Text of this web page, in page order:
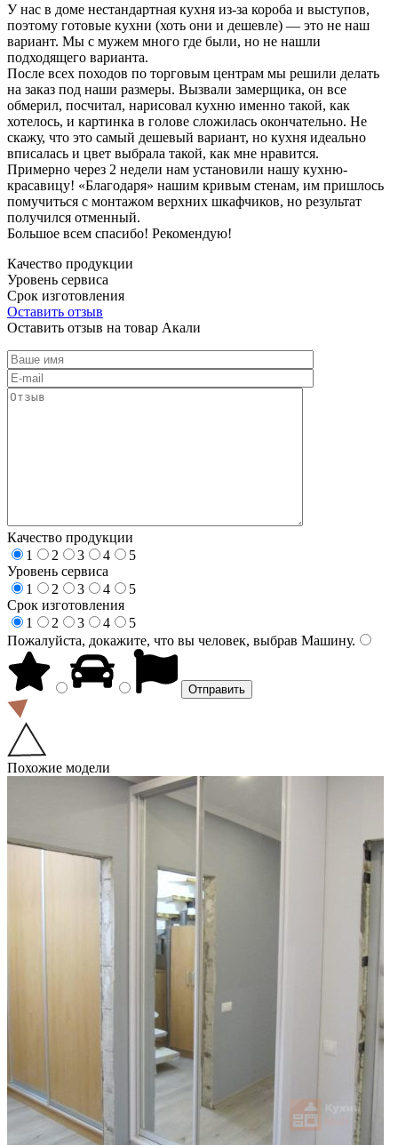
У нас в доме нестандартная кухня из-за короба и выступов,
поэтому готовые кухни (хоть они и дешевле) — это не наш
вариант. Мы с мужем много где были, но не нашли
подходящего варианта.
После всех походов по торговым центрам мы решили делать
на заказ под наши размеры. Вызвали замерщика, он все
обмерил, посчитал, нарисовал кухню именно такой, как
хотелось, и картинка в голове сложилась окончательно. Не
скажу, что это самый дешевый вариант, но кухня идеально
вписалась и цвет выбрала такой, как мне нравится.
Примерно через 2 недели нам установили нашу кухню-
красавицу! «Благодаря» нашим кривым стенам, им пришлось
помучиться с монтажом верхних шкафчиков, но результат
получился отменный.
Большое всем спасибо! Рекомендую!
Качество продукции
Уровень сервиса
Срок изготовления
Оставить отзыв
Оставить отзыв на товар Акали
Качество продукции
1
2 3 4
5
Уровень сервиса
1
2 3 4
5
Срок изготовления
1
2 3 4
5
Пожалуйста, докажите, что вы человек, выбрав Машину.
Похожие модели